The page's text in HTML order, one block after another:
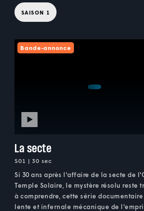
SAISON 1
Bande-annonce
La secte
S01 | 30 sec
Si 30 ans après l'affaire de la secte de
Temple Solaire, le mystère résolu reste
à comprendre, cette série
lente et infernale mécanique de